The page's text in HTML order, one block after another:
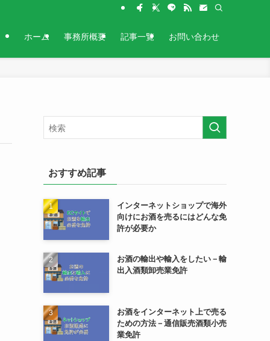
ホーム 事務所概要 記事一覧 お問い合わせ
おすすめ記事
インターネットショップで海外
向けにお酒を売るにはどんな免
許が必要か
お酒の輸出や輸入をしたい－輸
出入酒類卸売業免許
お酒をインターネット上で売る
ための方法－通信販売酒類小売
業免許